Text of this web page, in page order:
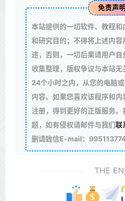
免责声明
本站提供的一切软件、教程
和研究目的；不得将上述内容
途，否则，一切后果请用户
收集整理，版权争议与本站
24个小时之内，从您的电脑
内容。如果您喜欢该程序和
注册，得到更好的正版服务。
题，如有侵权请邮件与我们联
删请致信E-mail：
THE